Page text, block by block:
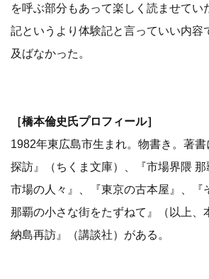
を呼ぶ部分もあって楽しく読ませてい
記というより体験記と言っていい内容
及ばなかった。
［橋本倫史氏プロフィール］
1982年東広島市生まれ。物書き。著
探訪』（ちくま文庫）、『市場界隈
市場の人々』、『東京の古本屋』、『
那覇の小さな街をたずねて』（以上、
納島再訪』（講談社）がある。